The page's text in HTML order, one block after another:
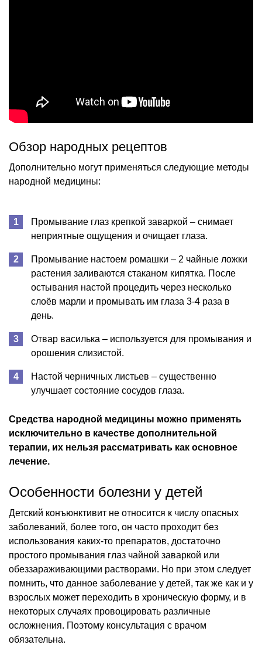
Обзор народных рецептов
Дополнительно могут применяться следующие методы
народной медицины:
Промывание глаз крепкой заваркой – снимает
неприятные ощущения и очищает глаза.
Промывание настоем ромашки – 2 чайные ложки
растения заливаются стаканом кипятка. После
остывания настой процедить через несколько
слоёв марли и промывать им глаза 3-4 раза в
день.
Отвар василька – используется для промывания и
орошения слизистой.
Настой черничных листьев – существенно
улучшает состояние сосудов глаза.
Средства народной медицины можно применять
исключительно в качестве дополнительной
терапии, их нельзя рассматривать как основное
лечение.
Особенности болезни у детей
Детский конъюнктивит не относится к числу опасных
заболеваний, более того, он часто проходит без
использования каких-то препаратов, достаточно
простого промывания глаз чайной заваркой или
обеззараживающими растворами. Но при этом следует
помнить, что данное заболевание у детей, так же как и у
взрослых может переходить в хроническую форму, и в
некоторых случаях провоцировать различные
осложнения. Поэтому консультация с врачом
обязательна.